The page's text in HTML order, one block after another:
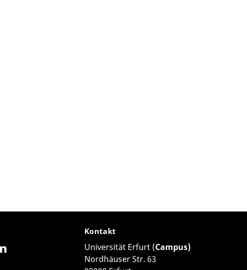
Kontakt
Universität Erfurt (Campus)
Nordhäuser Str. 63